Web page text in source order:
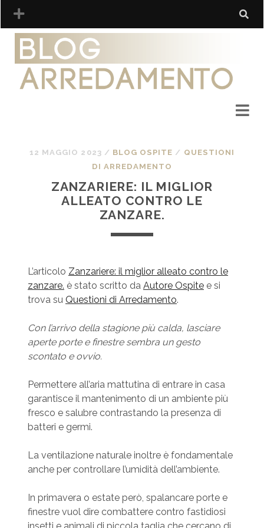
12 MAGGIO 2023 / BLOG OSPITE / QUESTIONI
DI ARREDAMENTO
ZANZARIERE: IL MIGLIOR
ALLEATO CONTRO LE
ZANZARE.
L’articolo Zanzariere: il miglior alleato contro le
zanzare. è stato scritto da Autore Ospitee si
trova su Questioni di Arredamento.
Con l’arrivo della stagione più calda, lasciare
aperte porte e finestre sembra un gesto
scontato e ovvio.
Permettere all’aria mattutina di entrare in casa
garantisce il mantenimento di un ambiente più
fresco e salubre contrastando la presenza di
batteri e germi.
La ventilazione naturale inoltre è fondamentale
anche per controllare l’umidità dell’ambiente.
In primavera o estate però, spalancare porte e
finestre vuol dire combattere contro fastidiosi